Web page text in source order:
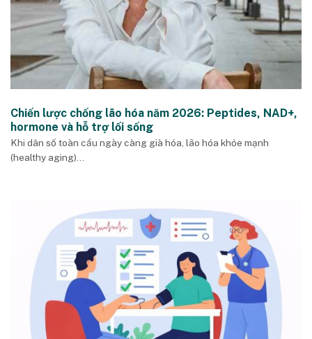
Chiến lược chống lão hóa năm 2026: Peptides, NAD+,
hormone và hỗ trợ lối sống
Khi dân số toàn cầu ngày càng già hóa, lão hóa khỏe mạnh
(healthy aging)...